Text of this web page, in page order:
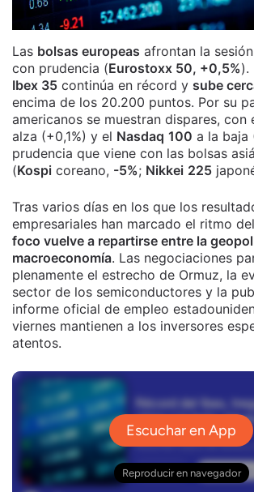
Las bolsas europeas afrontan la
con prudencia (Eurostoxx 50, +0,5%).
Ibex 35 continúa en récord y sube
encima de los 20.200 puntos. Por su
americanos se muestran dispares, con
alza (+0,1%) y el Nasdaq 100 a la baja
prudencia que viene con las bolsas
(Kospi coreano, -5%; Nikkei 225
Tras varios días en los que los
empresariales han marcado el ritmo
foco vuelve a repartirse entre la
macroeconomía. Las negociaciones
plenamente el estrecho de Ormuz, la
sector de los semiconductores y la
informe oficial de empleo
viernes mantienen a los inversores
atentos.